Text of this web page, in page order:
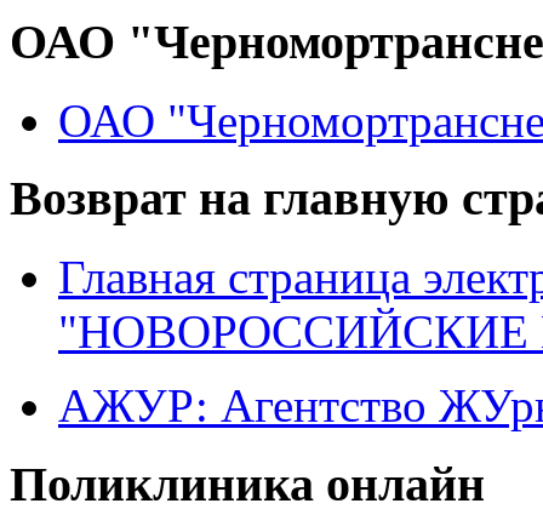
ОАО
ОАО
Возврат на главную
Главная страница
"НОВОРОССИЙСКИЕ
АЖУР: Агентство
Поликлиника онлайн